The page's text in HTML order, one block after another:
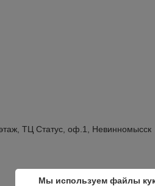
ТЦ Статус, оф.1, Невинномысск
Мы используем файлы